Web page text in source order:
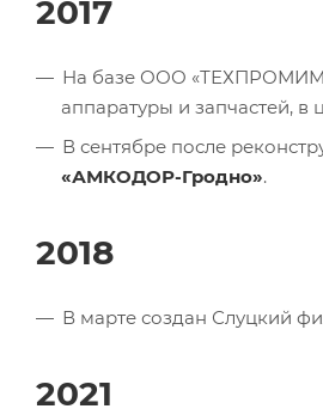
2017
На базе ООО
аппаратуры и запчастей, в
В сентябре после
«АМКОДОР-Гродно».
2018
В марте создан Слуцкий
2021